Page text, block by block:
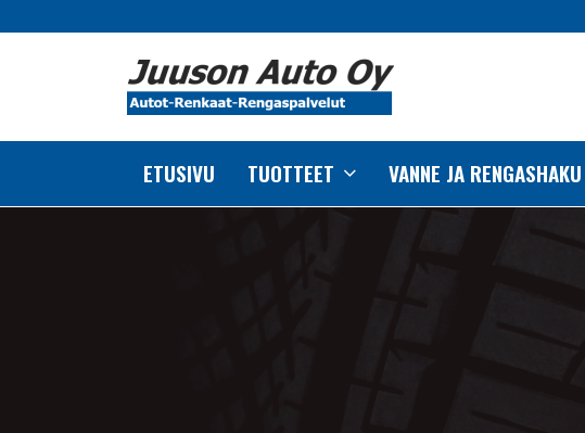
ETUSIVU TUOTTEET VANNE JA RENGASHAKU